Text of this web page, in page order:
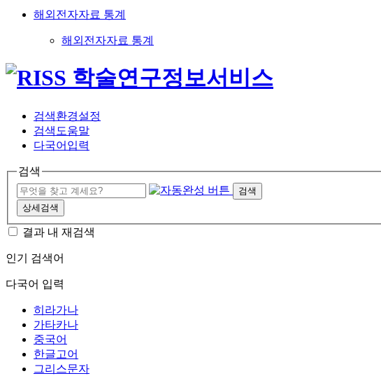
해외전자자료 통계
해외전자자료 통계
검색환경설정
검색도움말
다국어입력
검색
검색
상세검색
결과 내 재검색
인기 검색어
다국어 입력
히라가나
가타카나
중국어
한글고어
그리스문자